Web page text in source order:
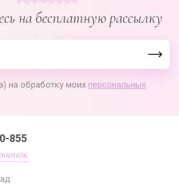
на бесплатную рассылку
на обработку моих персональных
855